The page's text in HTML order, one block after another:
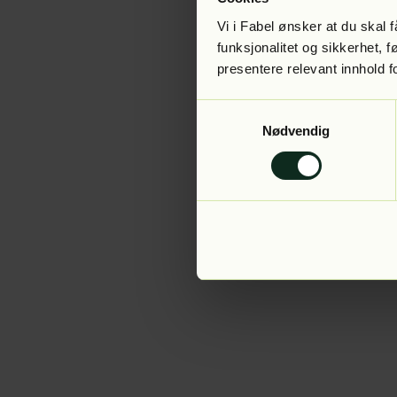
Vi i Fabel ønsker at du skal
funksjonalitet og sikkerhet,
presentere relevant innhold
Nødvendig
Application